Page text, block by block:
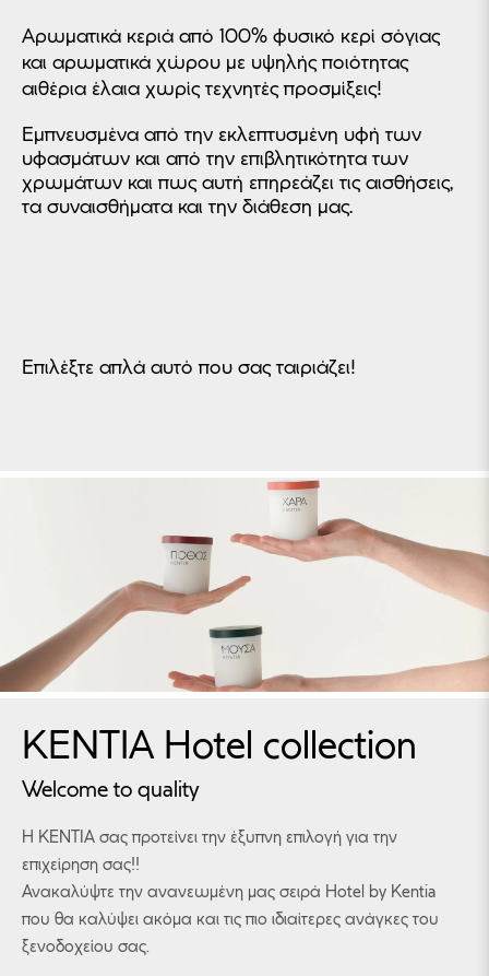
Αρωματικά κεριά από 100% φυσικό κερί σόγιας
και αρωματικά χώρου με υψηλής ποιότητας
αιθέρια έλαια χωρίς τεχνητές προσμίξεις!
Εμπνευσμένα από την εκλεπτυσμένη υφή των
υφασμάτων και από την επιβλητικότητα των
χρωμάτων και πως αυτή επηρεάζει τις αισθήσεις,
τα συναισθήματα και την διάθεση μας.
Επιλέξτε απλά αυτό που σας ταιριάζει!
KENTIA Hotel collection
Welcome to quality
Η ΚΕΝΤΙΑ σας προτείνει την έξυπνη επιλογή για την
επιχείρηση σας!!
Ανακαλύψτε την ανανεωμένη μας σειρά Hotel by Kentia
που θα καλύψει ακόμα και τις πιο ιδιαίτερες ανάγκες του
ξενοδοχείου σας.